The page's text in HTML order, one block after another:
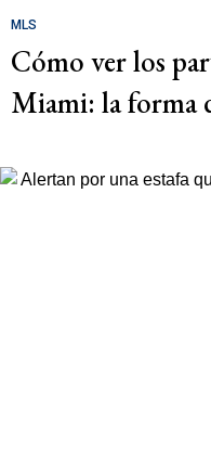
MLS
Cómo ver los
Miami: la forma